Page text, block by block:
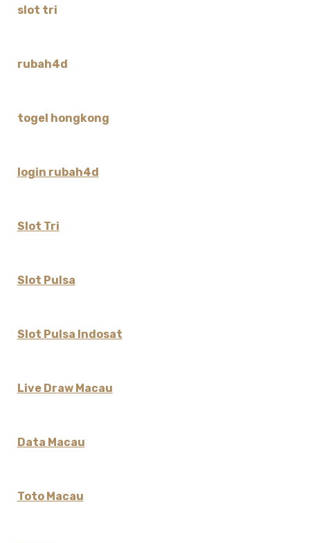
slot tri
rubah4d
togel hongkong
login rubah4d
Slot Tri
Slot Pulsa
Slot Pulsa Indosat
Live Draw Macau
Data Macau
Toto Macau